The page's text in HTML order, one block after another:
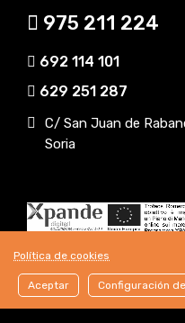
Política de cookies
Aceptar Configuración
975 211 224
692 114 101
629 251 287
C/ San Juan de
Soria